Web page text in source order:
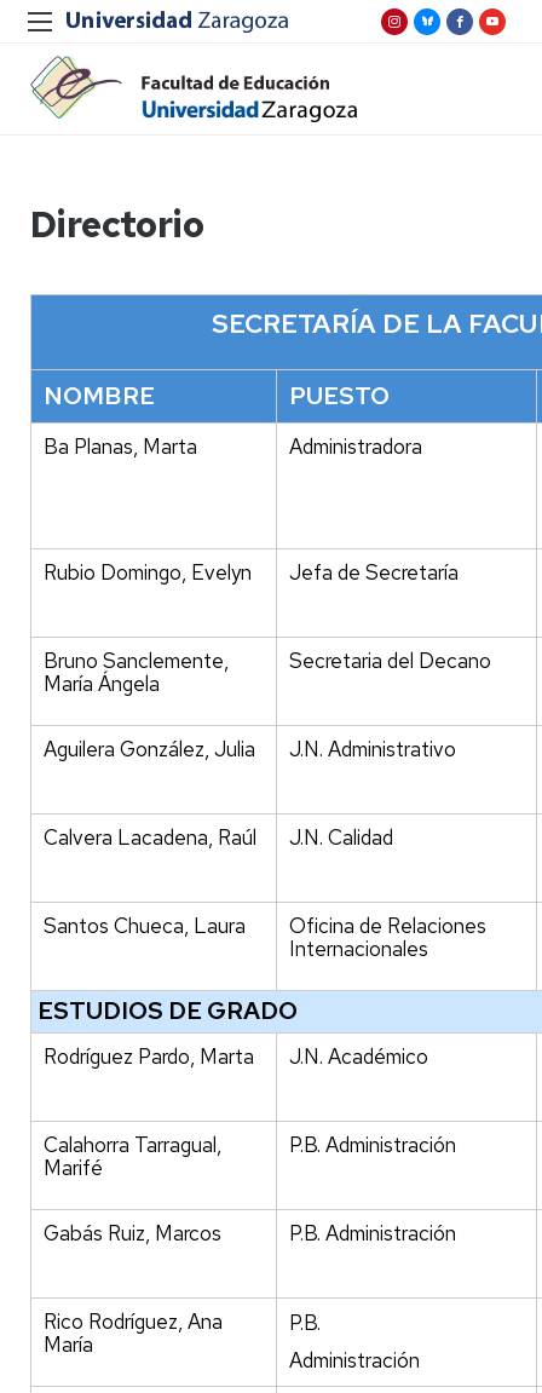
Directorio
SECRETARÍA DE LA
NOMBRE PUESTO
Ba Planas, Marta Administradora
Rubio Domingo, Evelyn Jefa de Secretaría
Bruno Sanclemente,
María Ángela
Secretaria del Decano
Aguilera González, Julia J.N. Administrativo
Calvera Lacadena, Raúl J.N. Calidad
Santos Chueca, Laura
Oficina de Relaciones
Internacionales
ESTUDIOS DE GRADO
Rodríguez Pardo, Marta J.N. Académico
Calahorra Tarragual,
Marifé
P.B. Administración
Gabás Ruiz, Marcos P.B. Administración
Rico Rodríguez, Ana
María
P.B.
Administración